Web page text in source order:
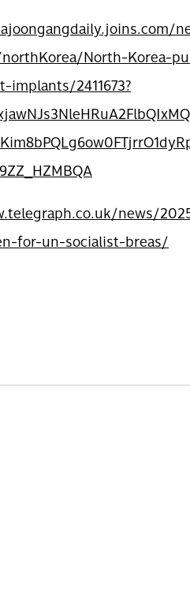
North-Korea-
2411673?
news/
for-un-socialist-breas/